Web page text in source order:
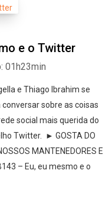
e o Twitter
01h23min
e Thiago Ibrahim se
sobre as coisas
social mais querida do
Twitter. ► GOSTA DO
MANTENEDORES E
– Eu, eu mesmo e o